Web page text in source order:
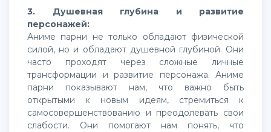
3. Душевная глубина и развитие
персонажей:
Аниме парни не только обладают физической
силой, но и обладают душевной глубиной. Они
часто проходят через сложные личные
трансформации и развитие персонажа. Аниме
парни показывают нам, что важно быть
открытыми к новым идеям, стремиться к
самосовершенствованию и преодолевать свои
слабости. Они помогают нам понять, что